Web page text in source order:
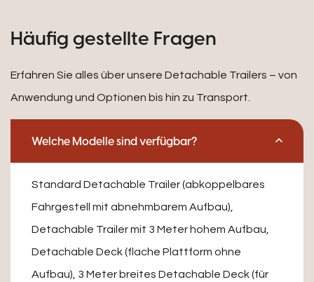
Häufig gestellte Fragen
Erfahren Sie alles über unsere Detachable Trailers – von
Anwendung und Optionen bis hin zu Transport.
Welche Modelle sind verfügbar?
Standard Detachable Trailer (abkoppelbares
Fahrgestell mit abnehmbarem Aufbau),
Detachable Trailer mit 3 Meter hohem Aufbau,
Detachable Deck (flache Plattform ohne
Aufbau), 3 Meter breites Detachable Deck (für